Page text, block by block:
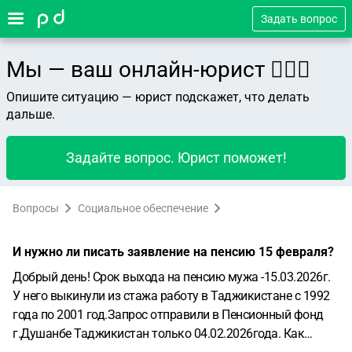
Задать вопрос
Мы — ваш онлайн-юрист 👨🏻‍⚖️
Опишите ситуацию — юрист подскажет, что делать
дальше.
Задайте вопрос. Юрист поможет!
Вопросы Социальное обеспечение
И нужно ли писать заявление на пенсию 15 февраля?
Добрый день! Срок выхода на пенсию мужа -15.03.2026г.
У него выкинули из стажа работу в Таджикистане с 1992
года по 2001 год.Запрос отправили в Пенсионный фонд
г.Душанбе Таджикистан только 04.02.2026года. Как